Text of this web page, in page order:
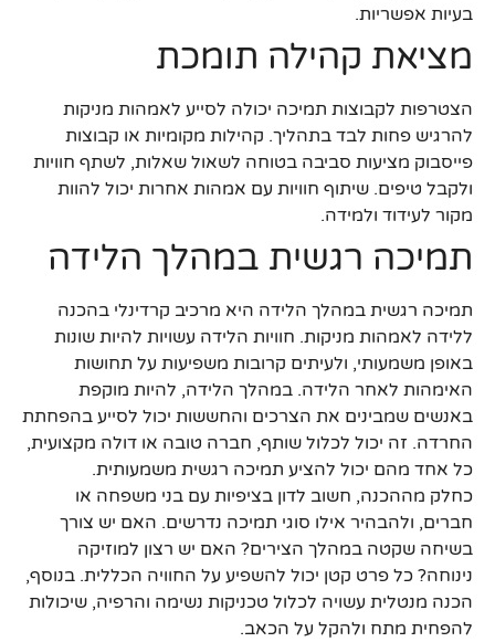
בעיות אפשריות.
מציאת קהילה תומכת
הצטרפות לקבוצות תמיכה יכולה לסייע לאמהות מניקות
להרגיש פחות לבד בתהליך. קהילות מקומיות או קבוצות
פייסבוק מציעות סביבה בטוחה לשאול שאלות, לשתף חוויות
ולקבל טיפים. שיתוף חוויות עם אמהות אחרות יכול להוות
מקור לעידוד ולמידה.
תמיכה רגשית במהלך הלידה
תמיכה רגשית במהלך הלידה היא מרכיב קרדינלי בהכנה
ללידה לאמהות מניקות. חוויות הלידה עשויות להיות שונות
באופן משמעותי, ולעיתים קרובות משפיעות על תחושות
האימהות לאחר הלידה. במהלך הלידה, להיות מוקפת
באנשים שמבינים את הצרכים והחששות יכול לסייע בהפחתת
החרדה. זה יכול לכלול שותף, חברה טובה או דולה מקצועית,
כל אחד מהם יכול להציע תמיכה רגשית משמעותית.
כחלק מההכנה, חשוב לדון בציפיות עם בני משפחה או
חברים, ולהבהיר אילו סוגי תמיכה נדרשים. האם יש צורך
בשיחה שקטה במהלך הצירים? האם יש רצון למוזיקה
נינוחה? כל פרט קטן יכול להשפיע על החוויה הכללית. בנוסף,
הכנה מנטלית עשויה לכלול טכניקות נשימה והרפיה, שיכולות
להפחית מתח ולהקל על הכאב.